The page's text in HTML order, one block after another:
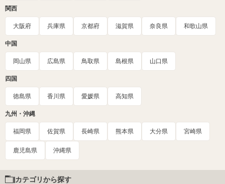
関西
大阪府 兵庫県 京都府 滋賀県 奈良県 和歌山県
中国
岡山県 広島県 鳥取県 島根県 山口県
四国
徳島県 香川県 愛媛県 高知県
九州・沖縄
福岡県 佐賀県 長崎県 熊本県 大分県 宮崎県
鹿児島県 沖縄県
カテゴリから探す